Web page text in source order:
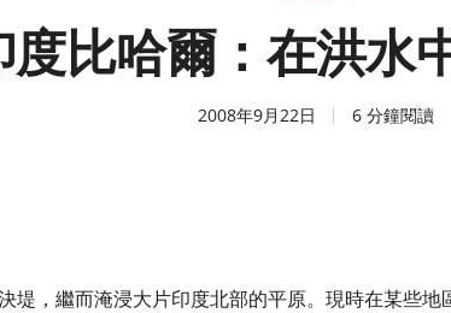
度比哈爾：在洪水
2008年9月22日 6 分鐘閱讀
堤，繼而淹浸大片印度北部的平原。現時在某些